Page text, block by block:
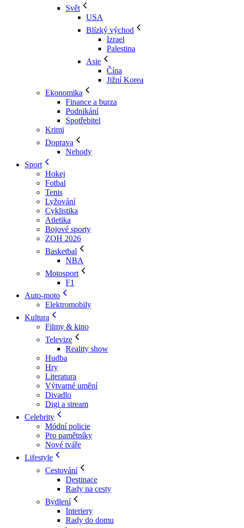
Svět
USA
Blízký východ
Izrael
Palestina
Asie
Čína
Jižní Korea
Ekonomika
Finance a burza
Podnikání
Spotřebitel
Krimi
Doprava
Nehody
Sport
Hokej
Fotbal
Tenis
Lyžování
Cyklistika
Atletika
Bojové sporty
ZOH 2026
Basketbal
NBA
Motosport
F1
Auto-moto
Elektromobily
Kultura
Filmy & kino
Televize
Reality show
Hudba
Hry
Literatura
Výtvarné umění
Divadlo
Digi a stream
Celebrity
Módní policie
Pro pamětníky
Nové tváře
Lifestyle
Cestování
Destinace
Rady na cesty
Bydlení
Interiery
Rady do domu